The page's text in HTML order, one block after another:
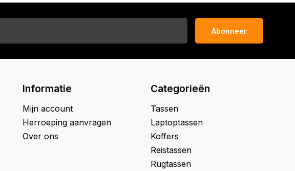
Abonneer
Informatie
Mijn account
Herroeping aanvragen
Over ons
Categorieën
Tassen
Laptoptassen
Koffers
Reistassen
Rugtassen